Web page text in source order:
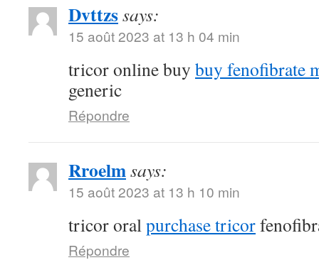
Dvttzssays:
15 août 2023 at 13 h 04 min
tricor online buy buy fenofibrate
generic
Répondre
Rroelmsays:
15 août 2023 at 13 h 10 min
tricor oralpurchase tricor
Répondre